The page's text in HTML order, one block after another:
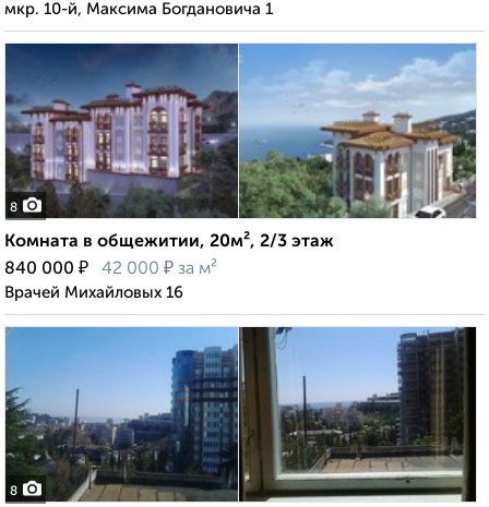
мкр. 10-й, Максима Богдановича 1
8
Комната в общежитии, 20м², 2/3 этаж
840 000 ₽ 42 000 ₽ за м²
Врачей Михайловых 16
8